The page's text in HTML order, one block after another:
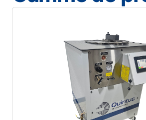
Compact et autonome, parfait pour
faisabilité et le
Pression maximale60
Diamètre de la chambre de
Longueur de la chambre de
Téléchargez la fiche